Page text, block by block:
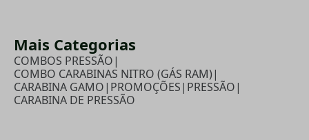
Mais Categorias
COMBOS PRESSÃO|
COMBO CARABINAS NITRO (GÁS RAM)|
CARABINA GAMO| PROMOÇÕES| PRESSÃO|
CARABINA DE PRESSÃO